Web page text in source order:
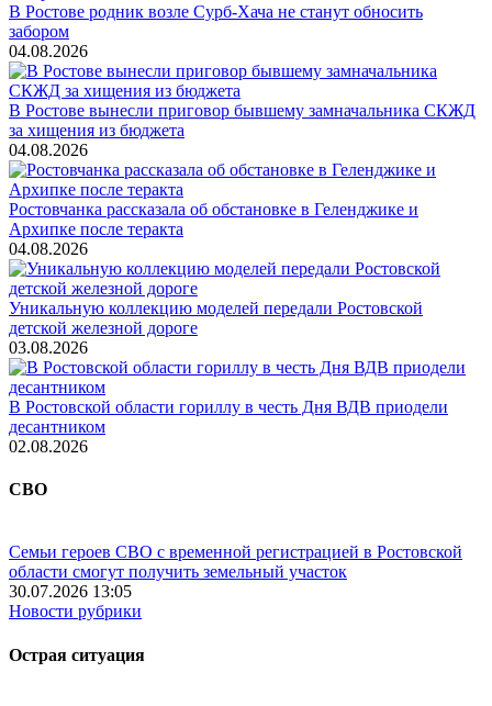
В Ростове родник возле Сурб-Хача не станут обносить
забором
04.08.2026
В Ростове вынесли приговор бывшему замначальника СКЖД
за хищения из бюджета
04.08.2026
Ростовчанка рассказала об обстановке в Геленджике и
Архипке после теракта
04.08.2026
Уникальную коллекцию моделей передали Ростовской
детской железной дороге
03.08.2026
В Ростовской области гориллу в честь Дня ВДВ приодели
десантником
02.08.2026
СВО
Семьи героев СВО с временной регистрацией в Ростовской
области смогут получить земельный участок
30.07.2026 13:05
Новости рубрики
Острая ситуация